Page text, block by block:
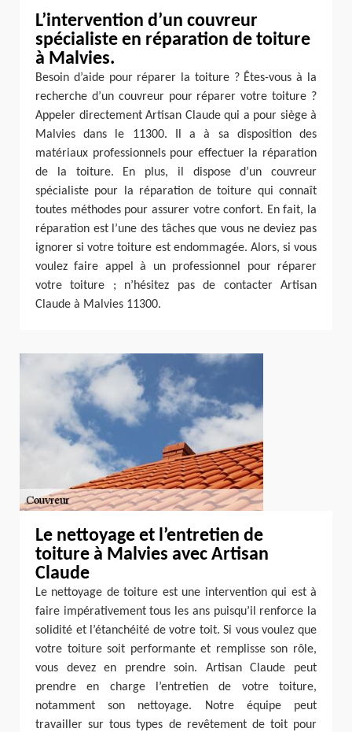
L’intervention d’un couvreur
spécialiste en réparation de toiture
à Malvies.
Besoin d’aide pour réparer la toiture ? Êtes-vous à la
recherche d’un couvreur pour réparer votre toiture ?
Appeler directement Artisan Claude qui a pour siège à
Malvies dans le 11300. Il a à sa disposition des
matériaux professionnels pour effectuer la réparation
de la toiture. En plus, il dispose d’un couvreur
spécialiste pour la réparation de toiture qui connaît
toutes méthodes pour assurer votre confort. En fait, la
réparation est l’une des tâches que vous ne deviez pas
ignorer si votre toiture est endommagée. Alors, si vous
voulez faire appel à un professionnel pour réparer
votre toiture ; n’hésitez pas de contacter Artisan
Claude à Malvies 11300.
Le nettoyage et l’entretien de
toiture à Malvies avec Artisan
Claude
Le nettoyage de toiture est une intervention qui est à
faire impérativement tous les ans puisqu’il renforce la
solidité et l’étanchéité de votre toit. Si vous voulez que
votre toiture soit performante et remplisse son rôle,
vous devez en prendre soin. Artisan Claude peut
prendre en charge l’entretien de votre toiture,
notamment son nettoyage. Notre équipe peut
travailler sur tous types de revêtement de toit pour